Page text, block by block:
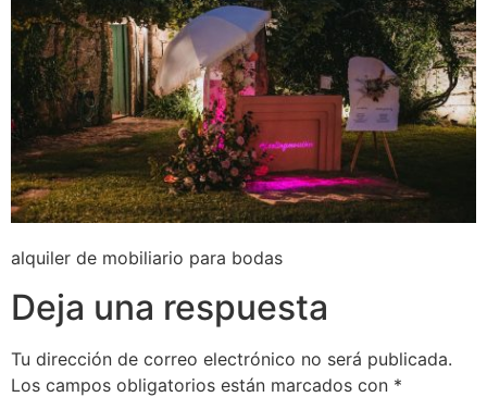
alquiler de mobiliario para bodas
Deja una respuesta
Tu dirección de correo electrónico no será publicada.
Los campos obligatorios están marcados con *